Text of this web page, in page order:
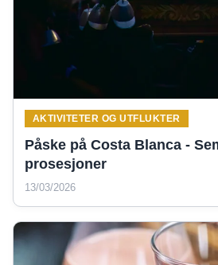
AKTIVITETER OG UTFLUKTER
Påske på Costa Blanca -
prosesjoner
13/03/2026